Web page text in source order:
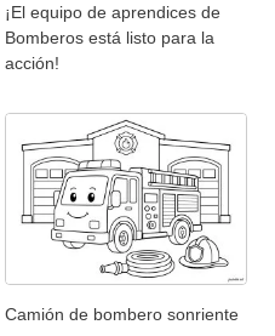
¡El equipo de aprendices de
Bomberos está listo para la
acción!
Camión de bombero sonriente